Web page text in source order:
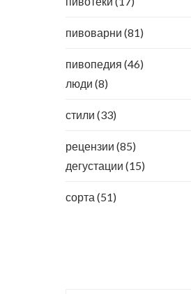
пивоварни (81)
пивопедия (46)
люди (8)
стили (33)
рецензии (85)
дегустации (15)
сорта (51)